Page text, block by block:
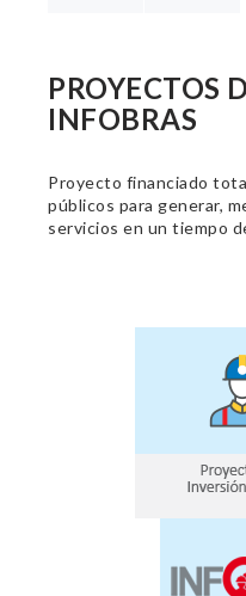
PROYECTOS
INFOBRAS
Proyecto financiado
públicos para generar,
servicios en un tiempo